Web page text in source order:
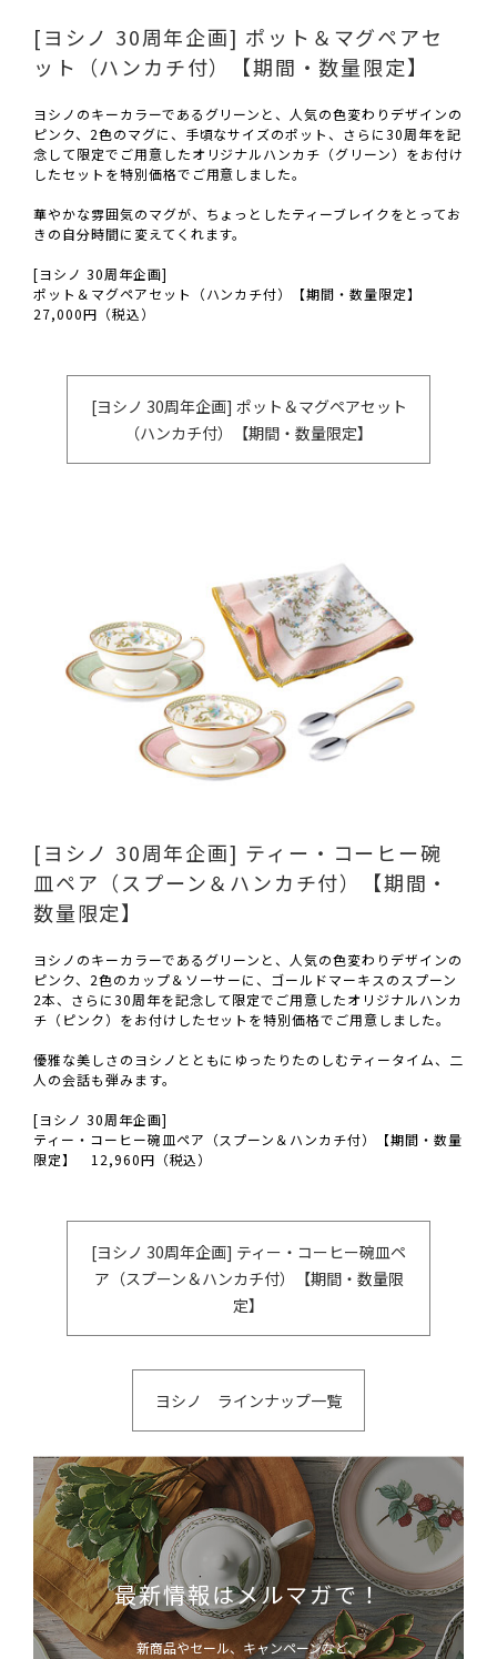
[ヨシノ 30周年企画] ポット＆マグペアセ
ット（ハンカチ付）【期間・数量限定】
ヨシノのキーカラーであるグリーンと、人気の色変わりデザインの
ピンク、2色のマグに、手頃なサイズのポット、さらに30周年を記
念して限定でご用意したオリジナルハンカチ（グリーン）をお付け
したセットを特別価格でご用意しました。
華やかな雰囲気のマグが、ちょっとしたティーブレイクをとってお
きの自分時間に変えてくれます。
[ヨシノ 30周年企画]
ポット＆マグペアセット（ハンカチ付）【期間・数量限定】
27,000円（税込）
[ヨシノ 30周年企画] ポット＆マグペアセット
（ハンカチ付）【期間・数量限定】
[ヨシノ 30周年企画] ティー・コーヒー碗
皿ペア（スプーン＆ハンカチ付）【期間・
数量限定】
ヨシノのキーカラーであるグリーンと、人気の色変わりデザインの
ピンク、2色のカップ＆ソーサーに、ゴールドマーキスのスプーン
2本、さらに30周年を記念して限定でご用意したオリジナルハンカ
チ（ピンク）をお付けしたセットを特別価格でご用意しました。
優雅な美しさのヨシノとともにゆったりたのしむティータイム、二
人の会話も弾みます。
[ヨシノ 30周年企画]
ティー・コーヒー碗皿ペア（スプーン＆ハンカチ付）【期間・数量
限定】 12,960円（税込）
[ヨシノ 30周年企画] ティー・コーヒー碗皿ペ
ア（スプーン＆ハンカチ付）【期間・数量限
定】
ヨシノ ラインナップ一覧
最新情報はメルマガで！
新商品やセール、キャンペーンなど、